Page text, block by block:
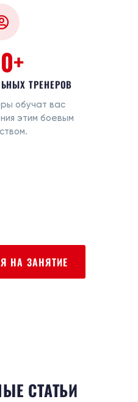
ТРЕНЕРОВ
обучат вас
этим боевым
НА ЗАНЯТИЕ
СТАТЬИ